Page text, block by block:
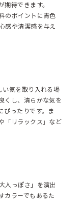
待できます。
のポイントに青色
感や清潔感を与え
気を取り入れる場
くし、清らかな気を
ぴったりです。ま
「リラックス」など
人っぽさ」を演出
カラーでもあるた